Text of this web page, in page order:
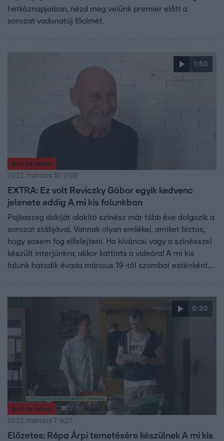
hétköznapjaiban, nézd meg velünk premier előtt a
sorozat vadonatúj főcímét.
1:50
A mi kis falunk
2022. március 10. 7:00
EXTRA: Ez volt Reviczky Gábor egyik kedvenc
jelenete eddig A mi kis falunkban
Pajkaszeg dokiját alakító színész már több éve dolgozik a
sorozat stábjával. Vannak olyan emlékei, amiket biztos,
hogy sosem fog elfelejteni. Ha kíváncsi vagy a színésszel
készült interjúnkra, akkor kattints a videóra! A mi kis
falunk hatodik évada március 19-től szombat esténként
0:30
A mi kis falunk
2022. március 7. 9:27
Előzetes: Répa Árpi temetésére készülnek A mi kis